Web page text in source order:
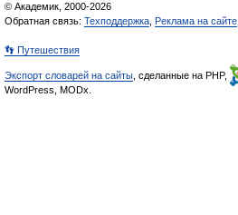
© Академик, 2000-2026
Обратная связь: Техподдержка Реклама на сайте
👣 Путешествия
Экспорт словарей на сайты , сделанные на PHP,
WordPress, MODx.